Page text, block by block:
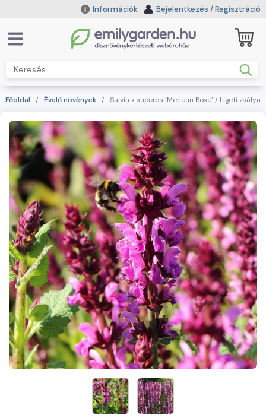
Információk Bejelentkezés /Regisztráció
Főoldal / Évelő növények / Salvia x superba 'Merleau Rose' / Ligeti zsálya